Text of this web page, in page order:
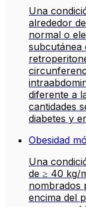
Una
alrededor
normal o
subcutánea
diferente a
cantidades
diabetes y
Obesidad
Una
de ≥ 40 kg/
nombrados
encima del